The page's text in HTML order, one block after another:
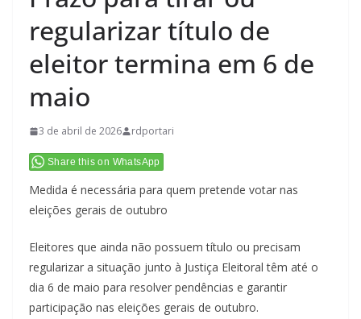
regularizar título de
eleitor termina em 6 de
maio
3 de abril de 2026 rdportari
Share this on WhatsApp
Medida é necessária para quem pretende votar nas
eleições gerais de outubro
Eleitores que ainda não possuem título ou precisam
regularizar a situação junto à Justiça Eleitoral têm até o
dia 6 de maio para resolver pendências e garantir
participação nas eleições gerais de outubro.